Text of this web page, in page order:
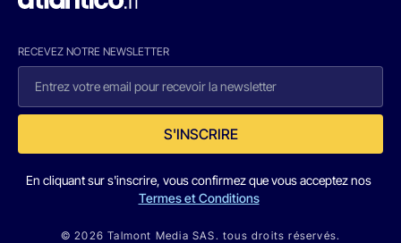
RECEVEZ NOTRE NEWSLETTER
S'INSCRIRE
En cliquant sur s'inscrire, vous confirmez que vous acceptez nos
Termes et Conditions
© 2026 Talmont Media SAS. tous droits réservés.